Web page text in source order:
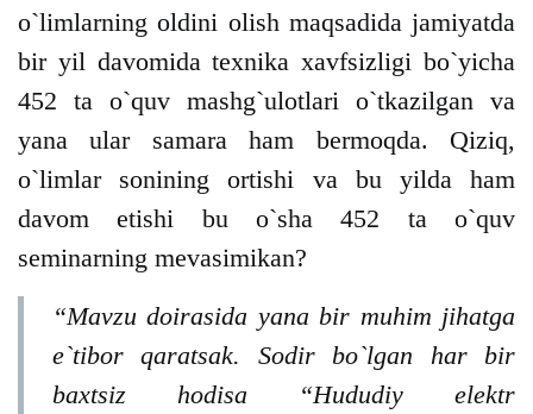
o`limlarning oldini olish maqsadida jamiyatda
bir yil davomida texnika xavfsizligi bo`yicha
452 ta o`quv mashg`ulotlari o`tkazilgan va
yana ular samara ham bermoqda. Qiziq,
o`limlar sonining ortishi va bu yilda ham
davom etishi bu o`sha 452 ta o`quv
seminarning mevasimikan?
“Mavzu doirasida yana bir muhim jihatga
e`tibor qaratsak. Sodir bo`lgan har bir
baxtsiz hodisa “Hududiy elektr